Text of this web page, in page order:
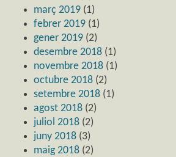
març 2019 (1)
febrer 2019 (1)
gener 2019 (2)
desembre 2018 (1)
novembre 2018 (1)
octubre 2018 (2)
setembre 2018 (1)
agost 2018 (2)
juliol 2018 (2)
juny 2018 (3)
maig 2018 (2)